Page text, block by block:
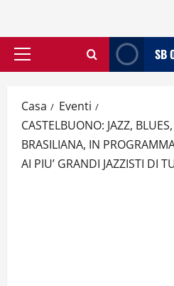
Menù
SB
Casa
Eventi
CASTELBUONO: JAZZ,
BRASILIANA, IN
AI PIU’ GRANDI JAZZISTI DI